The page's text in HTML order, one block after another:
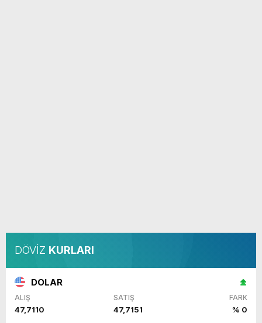
DÖVİZ KURLARI
DOLAR
ALIŞ SATIŞ FARK
47,7110 47,7151 % 0